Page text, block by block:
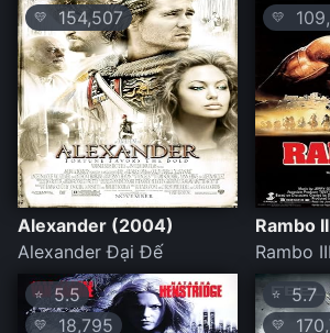
💛 154,507
Alexander (2004)
Alexander Đại Đế
💛
Rambo
Rambo III
⭐ 5.5
💛 18,795
⭐ 5.7
💛